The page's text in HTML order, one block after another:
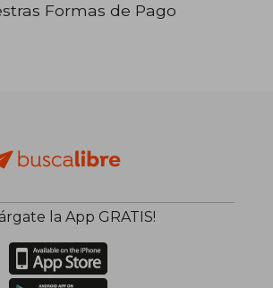
Formas de Pago
la App GRATIS!